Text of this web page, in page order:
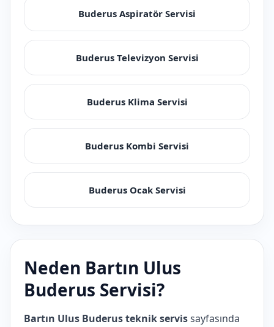
Buderus Aspiratör Servisi
Buderus Televizyon Servisi
Buderus Klima Servisi
Buderus Kombi Servisi
Buderus Ocak Servisi
Neden Bartın Ulus
Buderus Servisi?
Bartın Ulus Buderus teknik servissayfasında